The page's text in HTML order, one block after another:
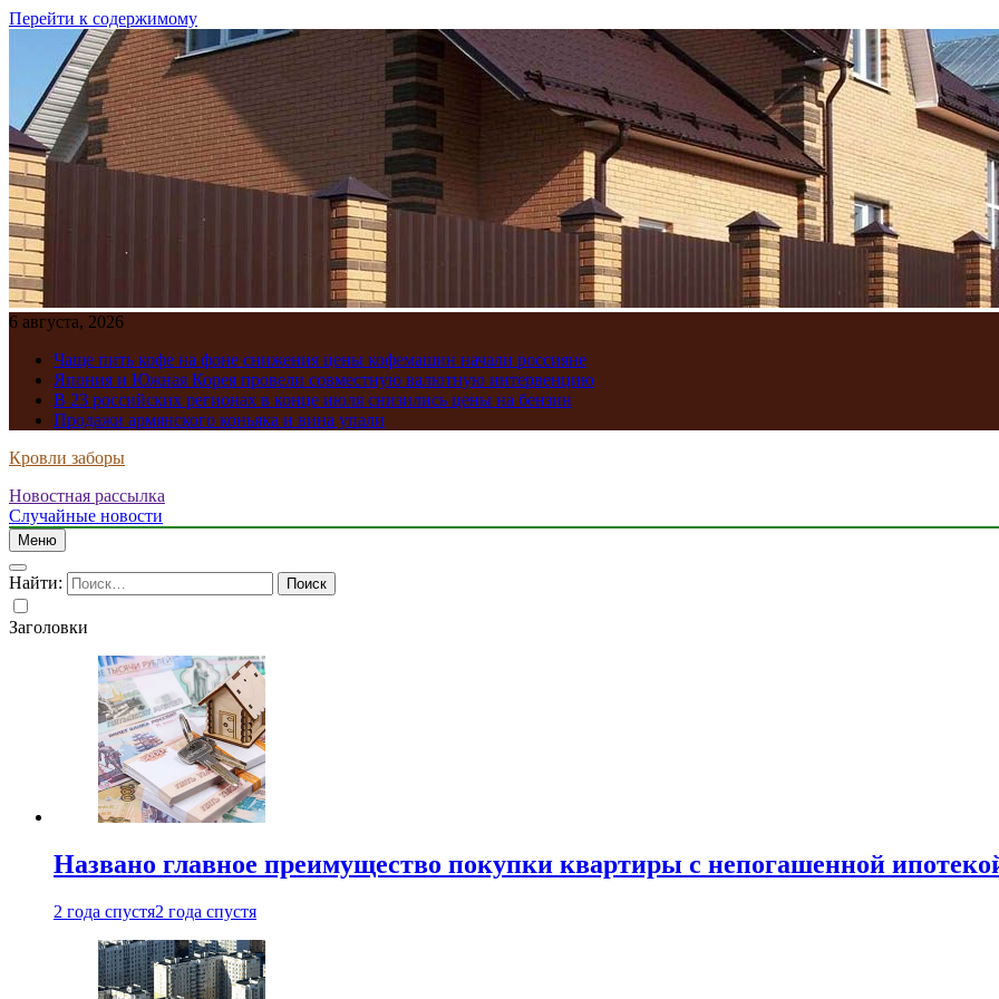
Перейти к содержимому
6 августа, 2026
Чаще пить кофе на фоне снижения цены кофемашин начали россияне
Япония и Южная Корея провели совместную валютную интервенцию
В 23 российских регионах в конце июля снизились цены на бензин
Продажи армянского коньяка и вина упали
Кровли заборы
Новостная рассылка
Случайные новости
Меню
Найти:
Заголовки
Названо главное преимущество покупки квартиры с непогашенной
2 года спустя2 года спустя